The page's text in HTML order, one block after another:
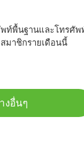
ท์พื้นฐานและโทรศั
มาชิกรายเดือนนี้
งอื่นๆ